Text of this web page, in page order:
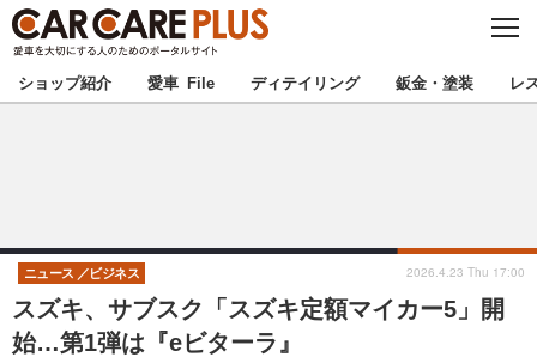
C
S
E
★カーケアプラス認定★ 厳選プロショップを地域から探す
甲信越 北陸
東海 関西
ショップ紹介 愛車 File ディテイリング 鈑金・塗装 レ
スズキ、サブスク「スズキ定額マイカー5」開
始…第1弾は『eビターラ』
ニュース ビジネス 2026.4.23 Thu 17:00